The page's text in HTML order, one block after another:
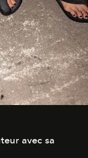
avec sa